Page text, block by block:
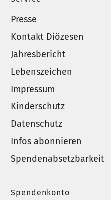
Presse
Kontakt Diözesen
Jahresbericht
Lebenszeichen
Impressum
Kinderschutz
Datenschutz
Infos abonnieren
Spendenabsetzbarkeit
Spendenkonto